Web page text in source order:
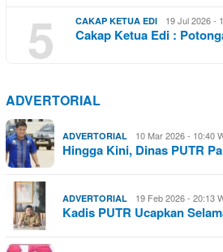
5 CAKAP KETUA EDI 19 Jul 2026 -
Cakap Ketua Edi :
ADVERTORIAL
ADVERTORIAL 10 Mar 2026 - 10:40
Hingga Kini, Dinas PUTR
ADVERTORIAL 19 Feb 2026 - 20:13
Kadis PUTR Ucapkan